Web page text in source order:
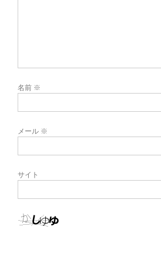
名前 ※
メール ※
サイト